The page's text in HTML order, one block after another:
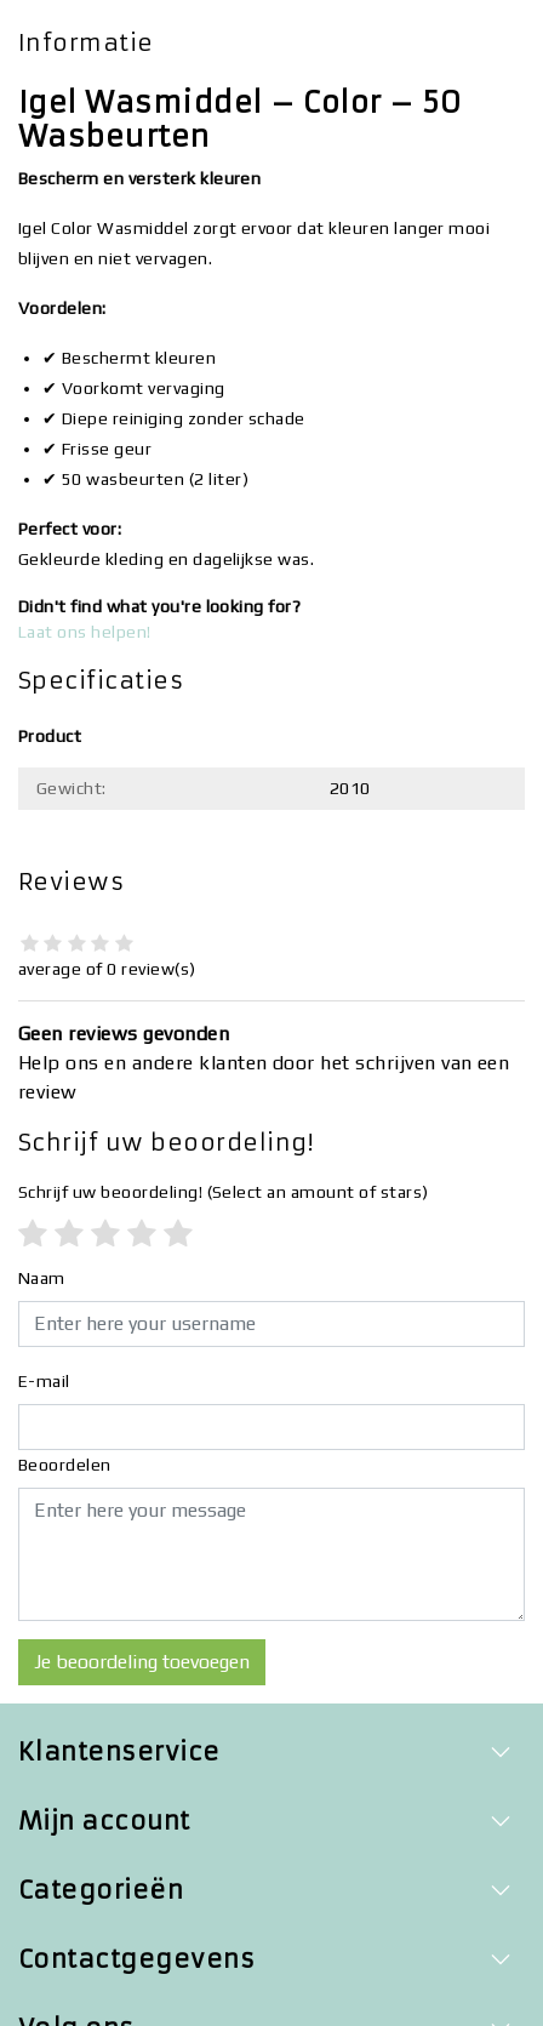
Informatie
Igel Wasmiddel – Color – 50
Wasbeurten
Bescherm en versterk kleuren
Igel Color Wasmiddel zorgt ervoor dat kleuren langer mooi
blijven en niet vervagen.
Voordelen:
✔ Beschermt kleuren
✔ Voorkomt vervaging
✔ Diepe reiniging zonder schade
✔ Frisse geur
✔ 50 wasbeurten (2 liter)
Perfect voor:
Gekleurde kleding en dagelijkse was.
Didn't find what you're looking for?
Laat ons helpen!
Specificaties
Product
Gewicht: 2010
Reviews
average of 0 review(s)
Geen reviews gevonden
Help ons en andere klanten door het schrijven van een
review
Schrijf uw beoordeling!
Schrijf uw beoordeling! (Select an amount of stars)
Naam
E-mail
Beoordelen
Je beoordeling toevoegen
Klantenservice
Mijn account
Categorieën
Contactgegevens